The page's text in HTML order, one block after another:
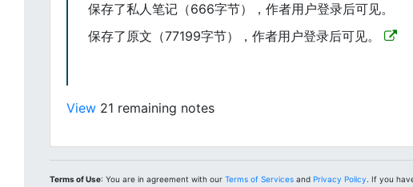
保存了私人笔记（666字节），作者用户登录后可见。
保存了原文（77199字节），作者用户登录后可见。
View 21 remaining notes
Terms of Use: You are in agreement with our Terms of Services and Privacy Policy . If you